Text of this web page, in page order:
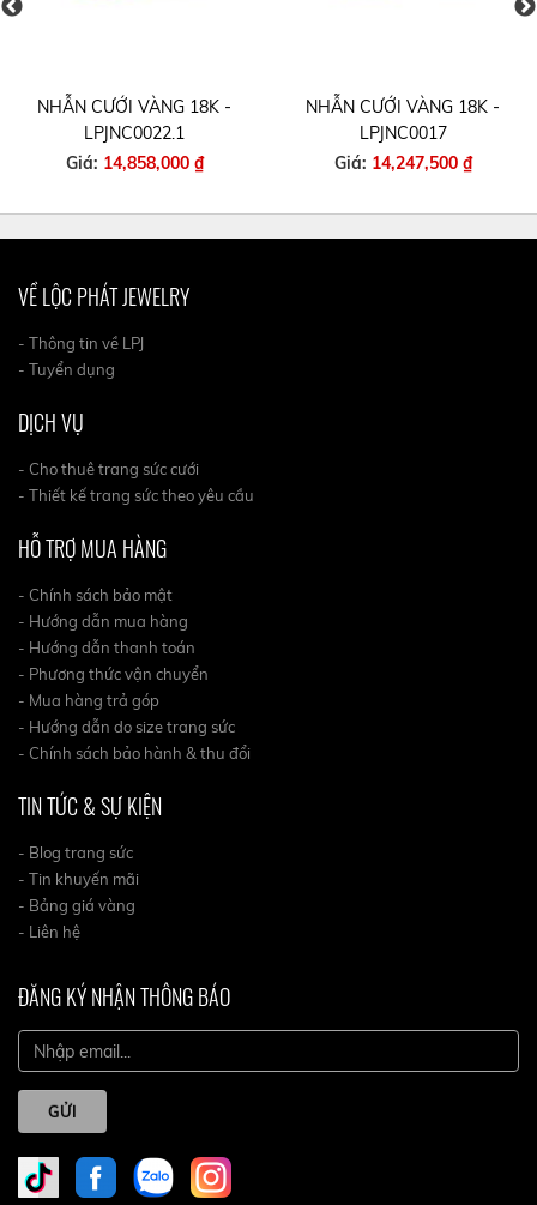
NHẪN CƯỚI VÀNG 18K -
LPJNC0022.1
Giá: 14,858,000 ₫
NHẪN CƯỚI VÀNG 18K -
LPJNC0017
Giá: 14,247,500 ₫
VỀ LỘC PHÁT JEWELRY
- Thông tin về LPJ
- Tuyển dụng
DỊCH VỤ
- Cho thuê trang sức cưới
- Thiết kế trang sức theo yêu cầu
HỖ TRỢ MUA HÀNG
- Chính sách bảo mật
- Hướng dẫn mua hàng
- Hướng dẫn thanh toán
- Phương thức vận chuyển
- Mua hàng trả góp
- Hướng dẫn do size trang sức
- Chính sách bảo hành & thu đổi
TIN TỨC & SỰ KIỆN
- Blog trang sức
- Tin khuyến mãi
- Bảng giá vàng
- Liên hệ
ĐĂNG KÝ NHẬN THÔNG BÁO
GỬI